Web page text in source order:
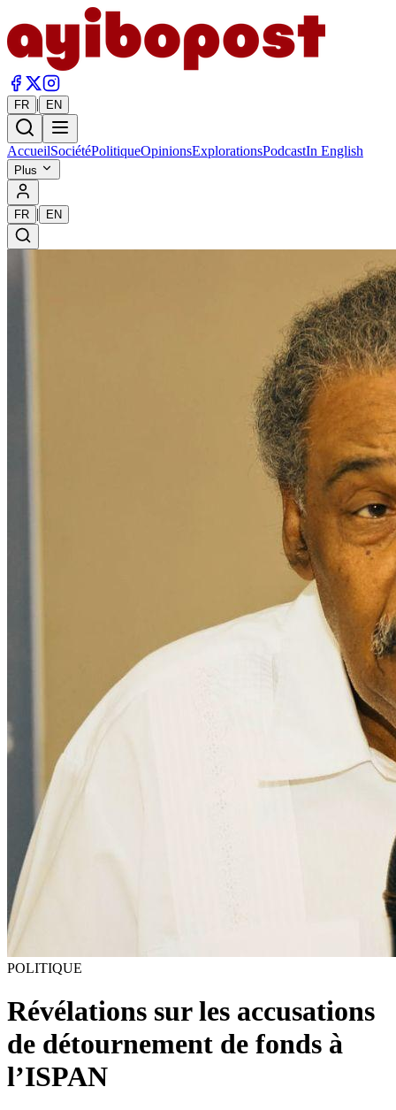
FR | EN
AccueilSociétéPolitiqueOpinionsExplorationsPodcastIn English
Plus
FR | EN
POLITIQUE
Révélations sur les accusations
de détournement de fonds à
l’ISPAN